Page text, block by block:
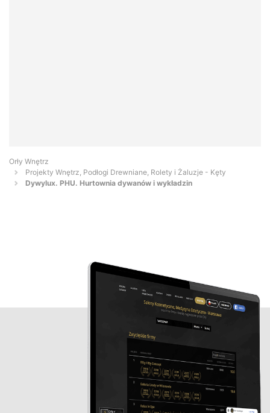
Orły Wnętrz
Projekty Wnętrz, Podłogi Drewniane, Rolety i Żaluzje - Kęty
Dywylux. PHU. Hurtownia dywanów i wykładzin